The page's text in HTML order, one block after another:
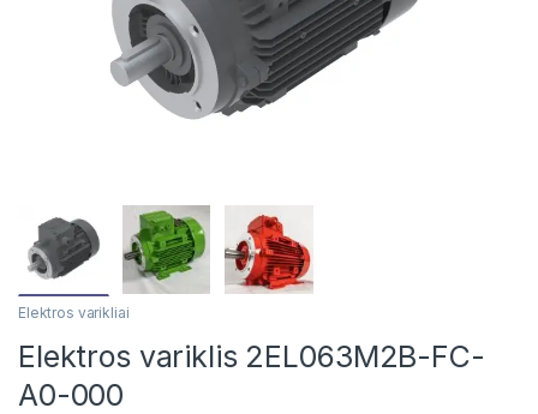
Elektros varikliai
Elektros variklis 2EL063M2B-FC-
A0-000